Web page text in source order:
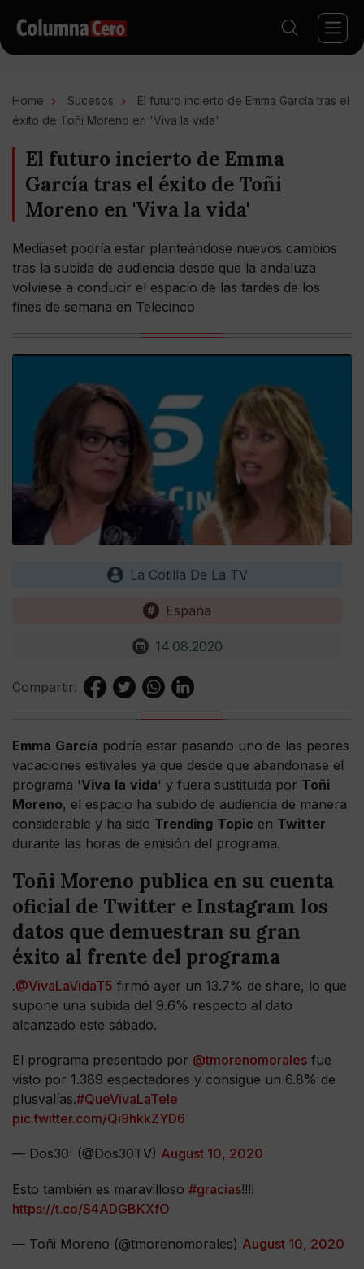
Home Sucesos
El futuro incierto de Emma García tras el
éxito de Toñi Moreno en 'Viva la vida'
El futuro incierto de Emma
García tras el éxito de Toñi
Moreno en 'Viva la vida'
Mediaset podría estar planteándose nuevos cambios
tras la subida de audiencia desde que la andaluza
volviese a conducir el espacio de las tardes de los
fines de semana en Telecinco
La Cotilla De La TV
España
14.08.2020
Compartir:
Emma García podría estar pasando uno de las peores
vacaciones estivales ya que desde que abandonase el
programa 'Viva la vida' y fuera sustituida por Toñi
Moreno, el espacio ha subido de audiencia de manera
considerable y ha sido Trending Topic en Twitter
durante las horas de emisión del programa.
Toñi Moreno publica en su cuenta
oficial de Twitter e Instagram los
datos que demuestran su gran
éxito al frente del programa
.@VivaLaVidaT5 firmó ayer un 13.7% de share, lo que
supone una subida del 9.6% respecto al dato
alcanzado este sábado.
El programa presentado por @tmorenomorales fue
visto por 1.389 espectadores y consigue un 6.8% de
plusvalías.#QueVivaLaTele
pic.twitter.com/Qi9hkkZYD6
— Dos30' (@Dos30TV) August 10, 2020
Esto también es maravilloso #gracias!!!!
https://t.co/S4ADGBKXfO
— Toñi Moreno (@tmorenomorales) August 10, 2020